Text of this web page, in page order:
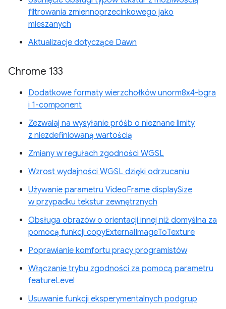
filtrowania zmiennoprzecinkowego jako
mieszanych
Aktualizacje dotyczące Dawn
Chrome 133
Dodatkowe formaty wierzchołków unorm8x4-bgra
i 1-component
Zezwalaj na wysyłanie próśb o nieznane limity
z niezdefiniowaną wartością
Zmiany w regułach zgodności WGSL
Wzrost wydajności WGSL dzięki odrzucaniu
Używanie parametru VideoFrame displaySize
w przypadku tekstur zewnętrznych
Obsługa obrazów o orientacji innej niż domyślna za
pomocą funkcji copyExternalImageToTexture
Poprawianie komfortu pracy programistów
Włączanie trybu zgodności za pomocą parametru
featureLevel
Usuwanie funkcji eksperymentalnych podgrup